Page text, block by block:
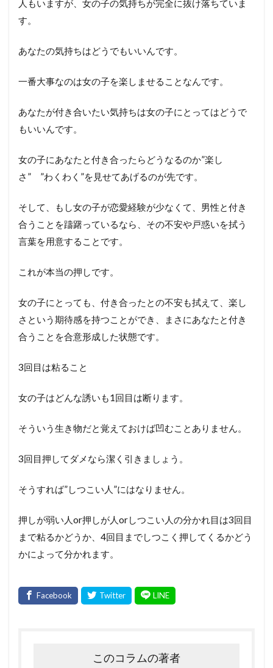
人もいますが、女の子の気持ちが完全に抜け落ちていま
す。
あなたの気持ちはどうでもいいんです。
一番大事なのは女の子を楽しませることなんです。
あなたが付き合いたい気持ちは女の子にとってはどうで
もいいんです。
女の子にあなたと付き合ったらどうなるのか”楽し
さ” ”わくわく”を見せてあげるのが先です。
そして、もし女の子が恋愛経験が少なくて、男性と付き
合うことを躊躇っているなら、その不安や戸惑いを拭う
言葉を用意することです。
これが本当の押しです。
女の子にとっても、付き合ったとの不安も拭えて、楽し
さという期待感を持つことができ、まさにあなたと付き
合うことを合意形成した状態です。
3回目は粘ること
女の子はどんな誘いも1回目は断ります。
そういう生き物だと覚えておけば凹むことありません。
3回目押してダメなら潔く引きましょう。
そうすれば”しつこい人”にはなりません。
押しが弱い人or押しが人orしつこい人の分かれ目は3回目
まで粘るかどうか、4回目までしつこく押してくるかどう
かによって分かれます。
このコラムの著者